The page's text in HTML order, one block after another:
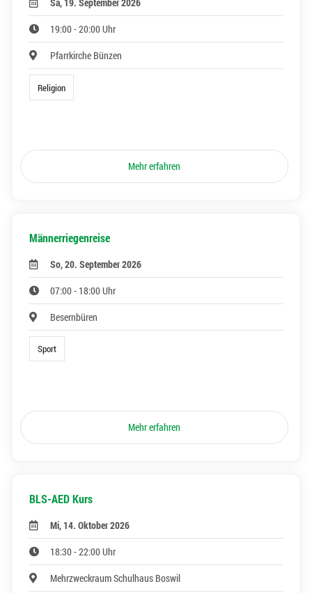
Sa, 19. September 2026
19:00 - 20:00 Uhr
Pfarrkirche Bünzen
Religion
Mehr erfahren
Männerriegenreise
So, 20. September 2026
07:00 - 18:00 Uhr
Besernbüren
Sport
Mehr erfahren
BLS-AED Kurs
Mi, 14. Oktober 2026
18:30 - 22:00 Uhr
Mehrzweckraum Schulhaus Boswil